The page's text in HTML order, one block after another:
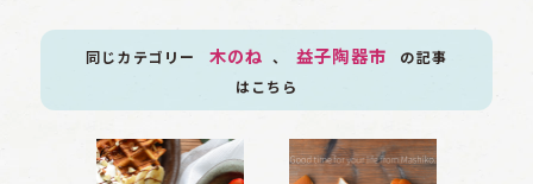
同じカテゴリー 木のね 、 益子陶器市
の記事
はこちら